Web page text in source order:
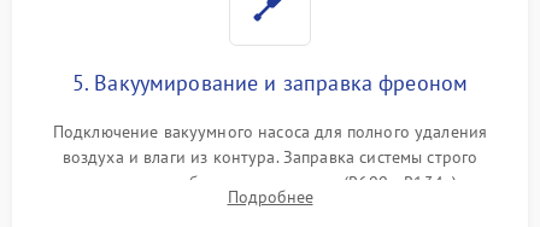
5. Вакуумирование и заправка фреоном
Подключение вакуумного насоса для полного удаления
воздуха и влаги из контура. Заправка системы строго
дозированным объемом хладагента (R600a, R134a) по
электронным весам. Контроль рабочего давления в системе.
Подробнее